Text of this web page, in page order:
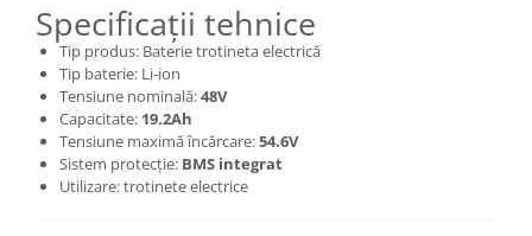
Specificații tehnice
Tip produs: Baterie trotineta electrică
Tip baterie: Li-ion
Tensiune nominală:48V
Capacitate: 19.2Ah
Tensiune maximă încărcare:54.6V
Sistem protecție: BMS integrat
Utilizare: trotinete electrice